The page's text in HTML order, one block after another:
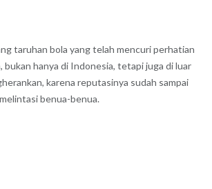
taruhan bola yang telah mencuri perhatian
bukan hanya di Indonesia, tetapi juga di luar
karena reputasinya sudah sampai
benua-benua.